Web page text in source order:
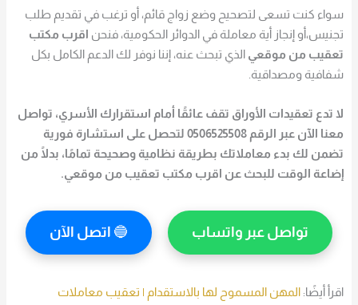
سواء كنت تسعى لتصحيح وضع زواج قائم، أو ترغب في تقديم طلب
تجنيس،أو إنجاز أية معاملة في الدوائر الحكومية، فنحن اقرب مكتب
تعقيب من موقعيالذي تبحث عنه، إننا نوفر لك الدعم الكامل بكل
شفافية ومصداقية.
لا تدع تعقيدات الأوراق تقف عائقًا أمام استقرارك الأسري، تواصل
معنا الآن عبر الرقم 0506525508 لتحصل على استشارة فورية
تضمن لك بدء معاملاتك بطريقة نظامية وصحيحة تمامًا، بدلًا من
إضاعة الوقت للبحث عن اقرب مكتب تعقيب من موقعي.
تواصل عبر واتساب 🔵 اتصل الآن
اقرأ أيضًا:المهن المسموح لها بالاستقدام | تعقيب معاملات